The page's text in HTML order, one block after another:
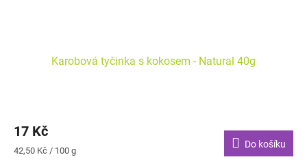
Karobová tyčinka s kokosem - Natural 40g
17 Kč
Měrná
42,50 Kč / 100 g
Do košíku